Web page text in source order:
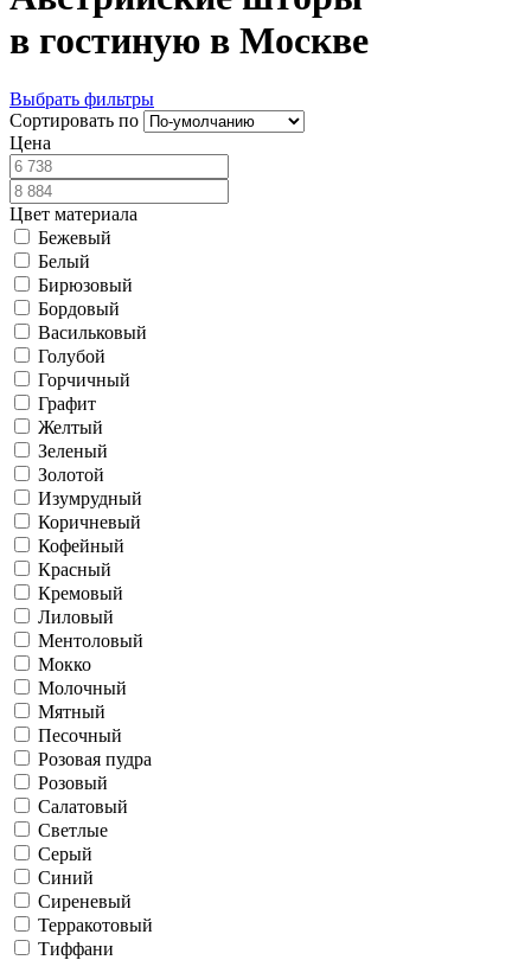
в гостиную в Москве
Выбрать фильтры
Сортировать по
Цена
Цвет материала
Бежевый
Белый
Бирюзовый
Бордовый
Васильковый
Голубой
Горчичный
Графит
Желтый
Зеленый
Золотой
Изумрудный
Коричневый
Кофейный
Красный
Кремовый
Лиловый
Ментоловый
Мокко
Молочный
Мятный
Песочный
Розовая пудра
Розовый
Салатовый
Светлые
Серый
Синий
Сиреневый
Терракотовый
Тиффани